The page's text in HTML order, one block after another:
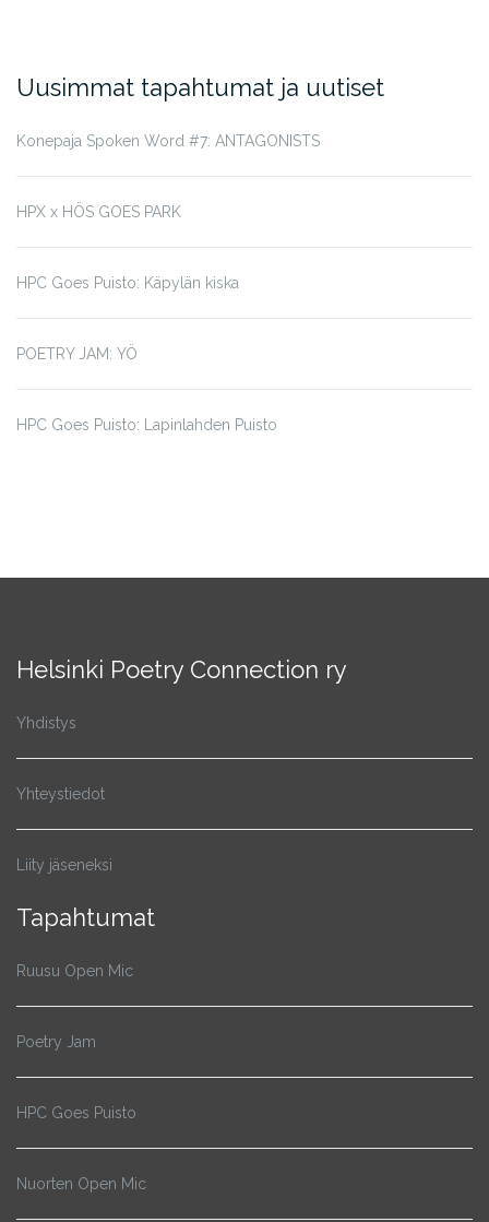
Uusimmat tapahtumat ja uutiset
Konepaja Spoken Word #7: ANTAGONISTS
HPX x HÖS GOES PARK
HPC Goes Puisto: Käpylän kiska
POETRY JAM: YÖ
HPC Goes Puisto: Lapinlahden Puisto
Helsinki Poetry Connection ry
Yhdistys
Yhteystiedot
Liity jäseneksi
Tapahtumat
Ruusu Open Mic
Poetry Jam
HPC Goes Puisto
Nuorten Open Mic